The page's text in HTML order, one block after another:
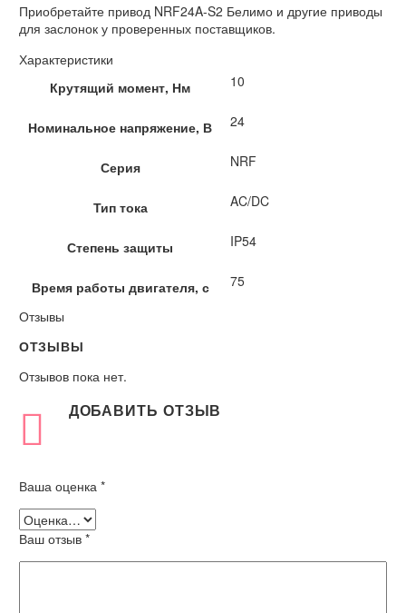
Приобретайте привод NRF24A-S2 Белимо и другие приводы
для заслонок у проверенных поставщиков.
Характеристики
Крутящий момент, Нм
10
Номинальное напряжение, В 24
Серия NRF
Тип тока AC/DC
Степень защиты IP54
Время работы двигателя, с
75
Отзывы
ОТЗЫВЫ
Отзывов пока нет.
ДОБАВИТЬ ОТЗЫВ
Ваша оценка *
Ваш отзыв *